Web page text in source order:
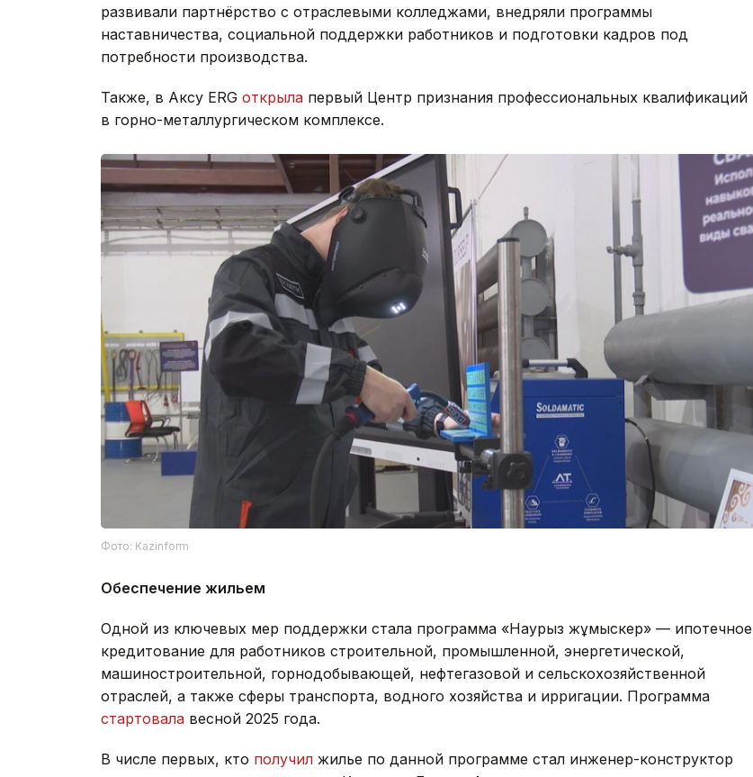
развивали партнёрство с отраслевыми колледжами, внедряли программы
наставничества, социальной поддержки работников и подготовки кадров под
потребности производства.
Также, в Аксу ERG открыла первый Центр признания профессиональных квалификаций
в горно-металлургическом комплексе.
Фото: Kazinform
Обеспечение жильем
Одной из ключевых мер поддержки стала программа «Наурыз жұмыскер» — ипотечное
кредитование для работников строительной, промышленной, энергетической,
машиностроительной, горнодобывающей, нефтегазовой и сельскохозяйственной
отраслей, а также сферы транспорта, водного хозяйства и ирригации. Программа
стартовала весной 2025 года.
В числе первых, кто получил жилье по данной программе стал инженер-конструктор